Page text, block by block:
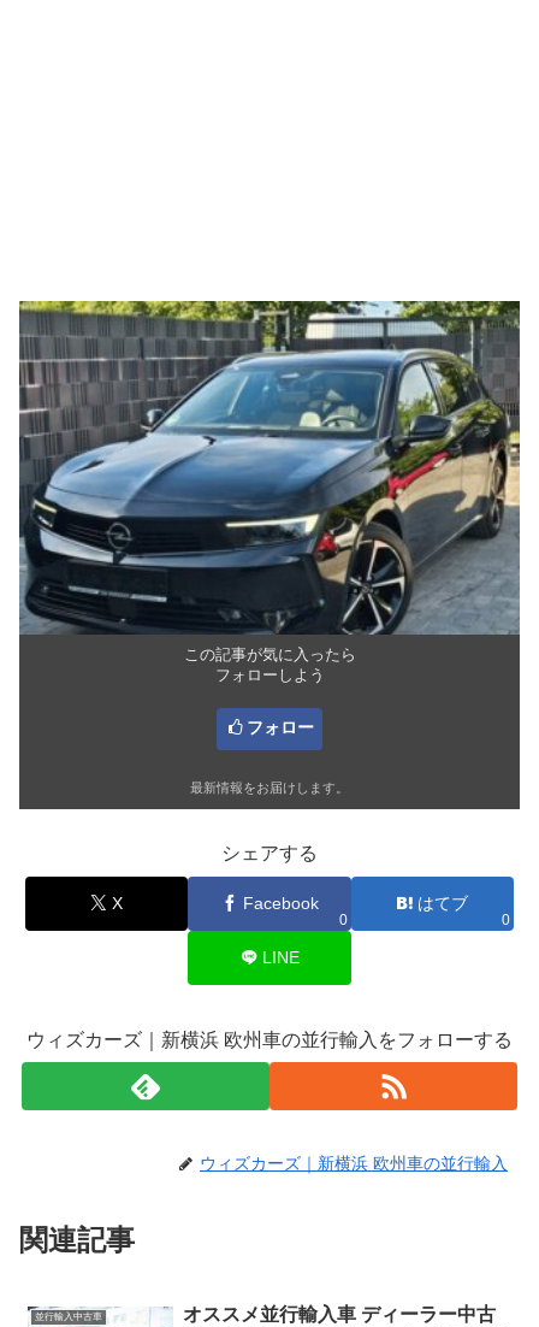
この記事が気に入ったら
フォローしよう
フォロー
最新情報をお届けします。
シェアする
X Facebook
0
はてブ
0
LINE
ウィズカーズ｜新横浜 欧州車の並行輸入をフォローする
ウィズカーズ｜新横浜 欧州車の並行輸入
関連記事
並行輸入中古車
オススメ並行輸入車 ディーラー中古